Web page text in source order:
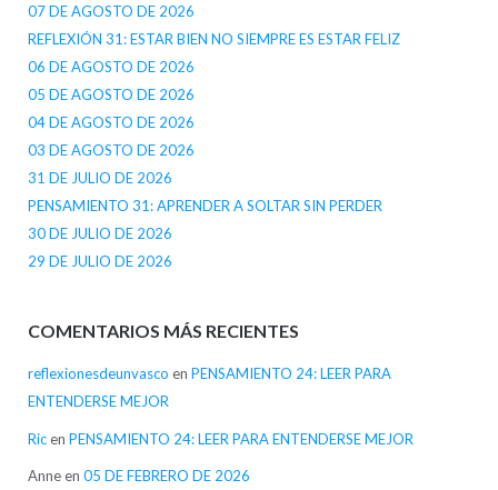
07 DE AGOSTO DE 2026
REFLEXIÓN 31: ESTAR BIEN NO SIEMPRE ES ESTAR FELIZ
06 DE AGOSTO DE 2026
05 DE AGOSTO DE 2026
04 DE AGOSTO DE 2026
03 DE AGOSTO DE 2026
31 DE JULIO DE 2026
PENSAMIENTO 31: APRENDER A SOLTAR SIN PERDER
30 DE JULIO DE 2026
29 DE JULIO DE 2026
COMENTARIOS MÁS RECIENTES
reflexionesdeunvasco en PENSAMIENTO 24: LEER PARA
ENTENDERSE MEJOR
Ricen PENSAMIENTO 24: LEER PARA ENTENDERSE MEJOR
Anneen 05 DE FEBRERO DE 2026